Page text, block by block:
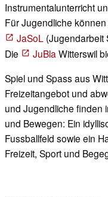
Instrumentalunterricht
Für Jugendliche
JaSoL(Jugendarbeit
Die
JuBla Witterswil
Spiel und Spass aus
Freizeitangebot und
und Jugendliche finden
und Bewegen: Ein
Fussballfeld sowie ein
Freizeit, Sport und